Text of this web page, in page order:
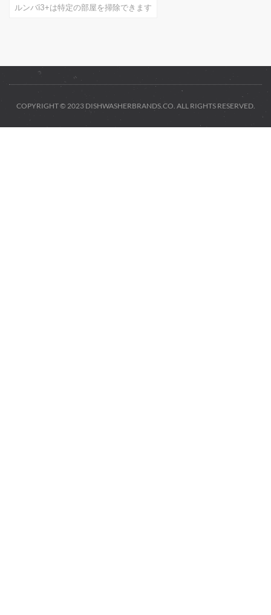
ルンバi3+は特定の部屋を掃除できます
COPYRIGHT © 2023 DISHWASHERBRANDS.CO. ALL RIGHTS RESERVED.